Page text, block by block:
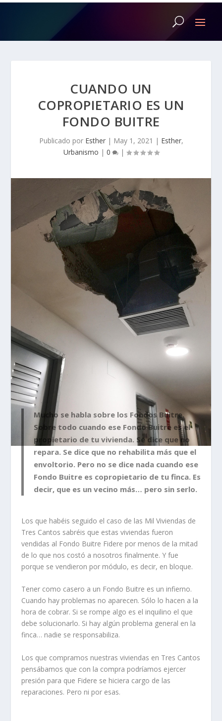
CUANDO UN
COPROPIETARIO ES UN
FONDO BUITRE
Publicado por Esther| May 1, 2021 | Esther,
Urbanismo | 0 |
Mucho se habla sobre los Fondos Buitre.
Sobre todo cuando ese Fondo Buitre es el
propietario de tu vivienda. Se dice que no
repara. Se dice que no rehabilita más que el
envoltorio. Pero no se dice nada cuando ese
Fondo Buitre es copropietario de tu finca. Es
decir, que es un vecino más… pero sin serlo.
Los que habéis seguido el caso de las Mil Viviendas de
Tres Cantos sabréis que estas viviendas fueron
vendidas al Fondo Buitre Fidere por menos de la mitad
de lo que nos costó a nosotros finalmente. Y fue
porque se vendieron por módulo, es decir, en bloque.
Tener como casero a un Fondo Buitre es un infierno.
Cuando hay problemas no aparecen. Sólo lo hacen a la
hora de cobrar. Si se rompe algo es el inquilino el que
debe solucionarlo. Si hay algún problema general en la
finca… nadie se responsabiliza.
Los que compramos nuestras viviendas en Tres Cantos
pensábamos que con la compra podríamos ejercer
presión para que Fidere se hiciera cargo de las
reparaciones. Pero ni por esas.